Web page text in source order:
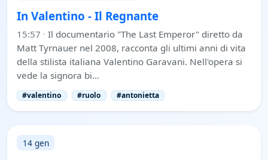
In Valentino - Il Regnante
15:57 · Il documentario "The Last Emperor" diretto da
Matt Tyrnauer nel 2008, racconta gli ultimi anni di vita
della stilista italiana Valentino Garavani. Nell'opera si
vede la signora bi…
#valentino #ruolo #antonietta
14 gen